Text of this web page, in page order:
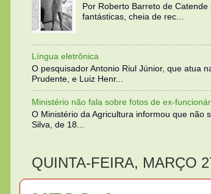
Por Roberto Barreto de
fantásticas, cheia de rec...
Língua eletrônica
O pesquisador Antonio Riul Júnior, que atua
Prudente, e Luiz Henr...
Ministério não fala sobre fotos de ex-
O Ministério da Agricultura informou que não
Silva, de 18...
QUINTA-FEIRA, MARÇO